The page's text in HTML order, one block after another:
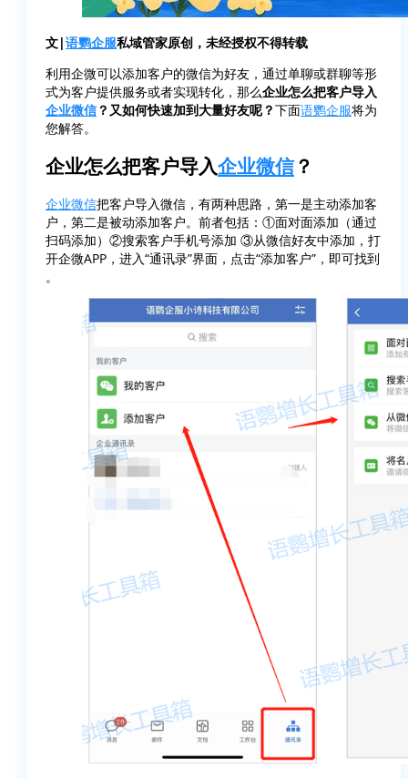
文|语鹦企服私域管家原创，未经授权不得转载
利用企微可以添加客户的微信为好友，通过单聊或群聊等形
式为客户提供服务或者实现转化，那么企业怎么把客户导入
企业微信？又如何快速加到大量好友呢？下面语鹦企服将为
您解答。
企业怎么把客户导入企业微信？
企业微信把客户导入微信，有两种思路，第一是主动添加客
户，第二是被动添加客户。前者包括：①面对面添加（通过
扫码添加）②搜索客户手机号添加 ③从微信好友中添加，打
开企微APP，进入“通讯录”界面，点击“添加客户”，即可找到
。